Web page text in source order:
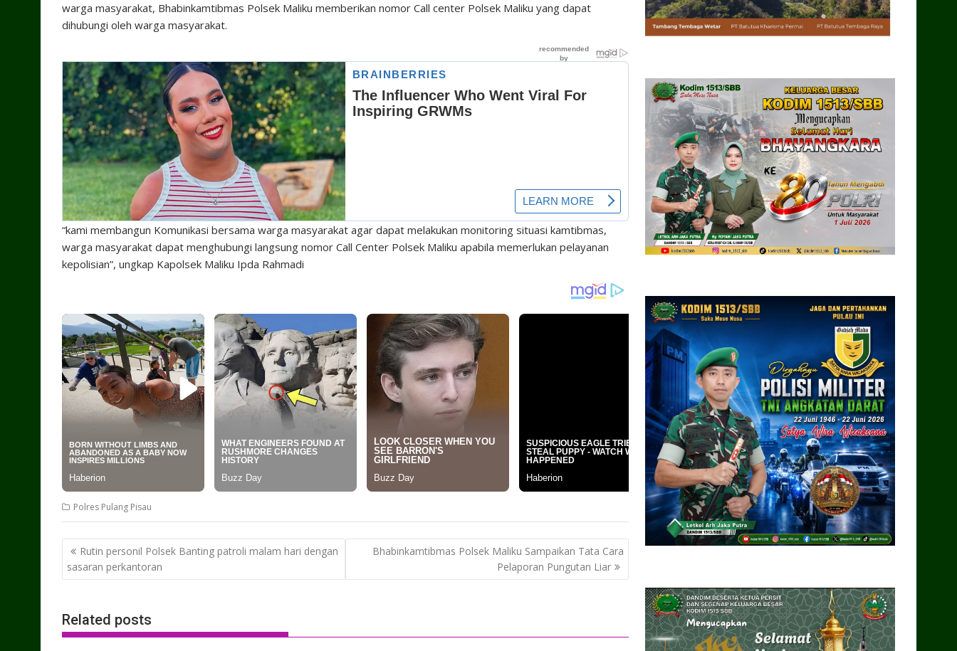
warga masyarakat, Bhabinkamtibmas Polsek Maliku memberikan nomor Call center Polsek Maliku yang dapat
dihubungi oleh warga masyarakat.
“kami membangun Komunikasi bersama warga masyarakat agar dapat melakukan monitoring situasi kamtibmas,
warga masyarakat dapat menghubungi langsung nomor Call Center Polsek Maliku apabila memerlukan pelayanan
kepolisian”, ungkap Kapolsek Maliku Ipda Rahmadi
Polres Pulang Pisau
Post
navigation
Rutin personil Polsek Banting patroli malam hari dengan
sasaran perkantoran
Bhabinkamtibmas Polsek Maliku Sampaikan Tata Cara
Pelaporan Pungutan Liar
Related posts